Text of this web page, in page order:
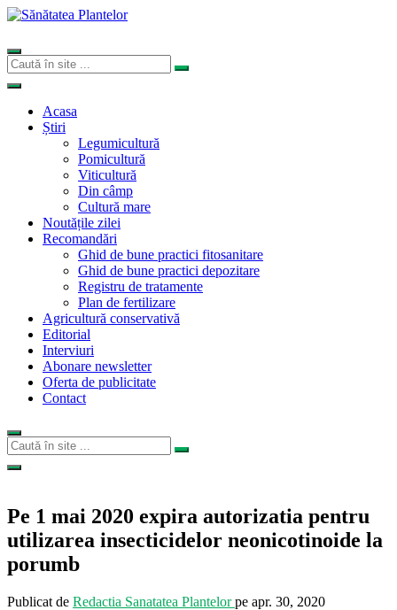
Acasa
Știri
Legumicultură
Pomicultură
Viticultură
Din câmp
Cultură mare
Noutățile zilei
Recomandări
Ghid de bune practici fitosanitare
Ghid de bune practici depozitare
Registru de tratamente
Plan de fertilizare
Agricultură conservativă
Editorial
Interviuri
Abonare newsletter
Oferta de publicitate
Contact
Pe 1 mai 2020 expira autorizatia pentru
utilizarea insecticidelor neonicotinoide la
porumb
Publicat de Redactia Sanatatea Plantelorpe apr. 30, 2020